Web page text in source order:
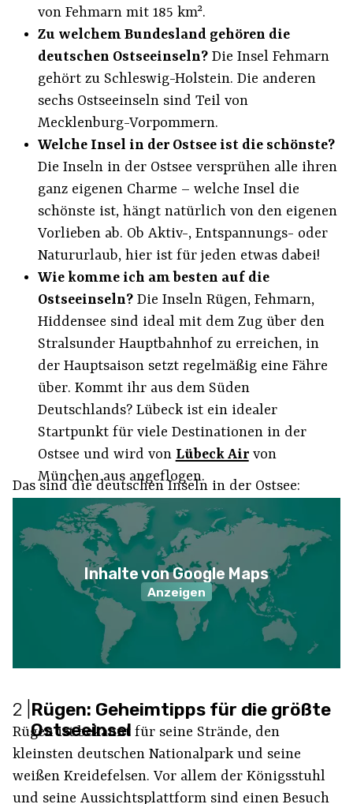
von Fehmarn mit 185 km².
Zu welchem Bundesland gehören die
deutschen Ostseeinseln?Die Insel Fehmarn
gehört zu Schleswig-Holstein. Die anderen
sechs Ostseeinseln sind Teil von
Mecklenburg-Vorpommern.
Welche Insel in der Ostsee ist die schönste?
Die Inseln in der Ostsee versprühen alle ihren
ganz eigenen Charme – welche Insel die
schönste ist, hängt natürlich von den eigenen
Vorlieben ab. Ob Aktiv-, Entspannungs- oder
Natururlaub, hier ist für jeden etwas dabei!
Wie komme ich am besten auf die
Ostseeinseln?Die Inseln Rügen, Fehmarn,
Hiddensee sind ideal mit dem Zug über den
Stralsunder Hauptbahnhof zu erreichen, in
der Hauptsaison setzt regelmäßig eine Fähre
über. Kommt ihr aus dem Süden
Deutschlands? Lübeck ist ein idealer
Startpunkt für viele Destinationen in der
Ostsee und wird von Lübeck Airvon
München aus angeflogen.
Das sind die deutschen Inseln in der Ostsee:
Inhalte von Google Maps
Anzeigen
2 Rügen: Geheimtipps für die größte
Ostseeinsel
Rügen ist bekannt für seine Strände, den
kleinsten deutschen Nationalpark und seine
weißen Kreidefelsen. Vor allem der Königsstuhl
und seine Aussichtsplattform sind einen Besuch